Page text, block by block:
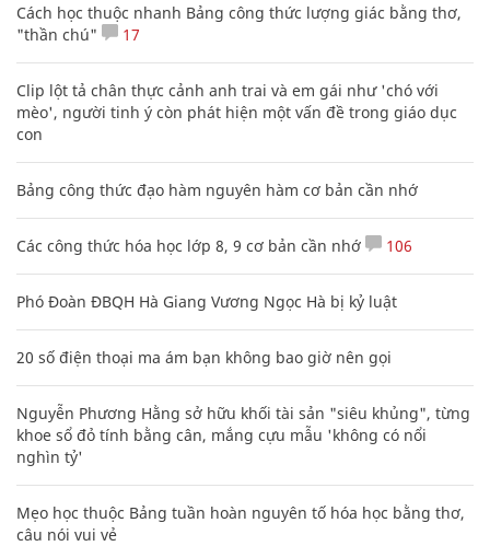
Cách học thuộc nhanh Bảng công thức lượng giác bằng thơ,
"thần chú"
17
Clip lột tả chân thực cảnh anh trai và em gái như 'chó với
mèo', người tinh ý còn phát hiện một vấn đề trong giáo dục
con
Bảng công thức đạo hàm nguyên hàm cơ bản cần nhớ
Các công thức hóa học lớp 8, 9 cơ bản cần nhớ 106
Phó Đoàn ĐBQH Hà Giang Vương Ngọc Hà bị kỷ luật
20 số điện thoại ma ám bạn không bao giờ nên gọi
Nguyễn Phương Hằng sở hữu khối tài sản "siêu khủng", từng
khoe sổ đỏ tính bằng cân, mắng cựu mẫu 'không có nổi
nghìn tỷ'
Mẹo học thuộc Bảng tuần hoàn nguyên tố hóa học bằng thơ,
câu nói vui vẻ